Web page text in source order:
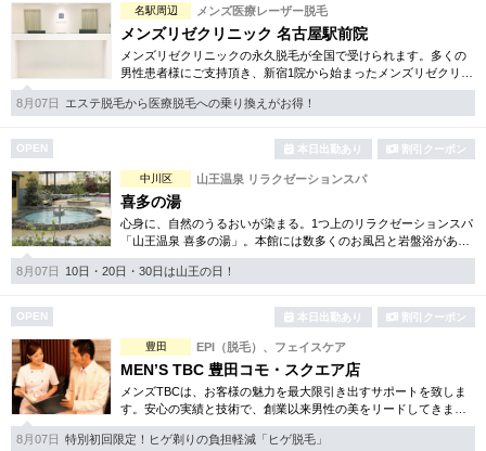
専用駐車場あり 有資格者在籍
日本人スタッフのみ 女性スタッフのみ
スタッフ指名可 Ｗセラピスト
駅から徒歩5分以内
こだわり条件を変更
閉じる
名駅周辺 メンズ医療レーザー脱毛
メンズリゼクリニック 名古屋駅前院
メンズリゼクリニックの永久脱毛が全国で受けられます。多くの
男性患者様にご支持頂き、新宿1院から始まったメンズリゼクリニ
ックが、現在では提携院含め全国10院を展開するクリニックにな
りました。
8月07日 エステ脱毛から医療脱毛への乗り換えがお得！
OPEN 本日出勤あり 割引クーポン
中川区 山王温泉 リラクゼーションスパ
喜多の湯
心身に、自然のうるおいが染まる。1つ上のリラクゼーションスパ
「山王温泉 喜多の湯」。本館には数多くのお風呂と岩盤浴があ
り、日常を忘れ癒しの空間を楽しんで頂けます。別館は美のフロ
アをご用意しております。
8月07日 10日・20日・30日は山王の日！
OPEN 本日出勤あり 割引クーポン
豊田 EPI（脱毛）、フェイスケア
MEN’S TBC 豊田コモ・スクエア店
メンズTBCは、お客様の魅力を最大限引き出すサポートを致しま
す。安心の実績と技術で、創業以来男性の美をリードしてきまし
た。人気のメンズ脱毛をはじめ、フェイシャルケア、引き締め等
お得な体験コースも多数。
8月07日 特別初回限定！ヒゲ剃りの負担軽減「ヒゲ脱毛」